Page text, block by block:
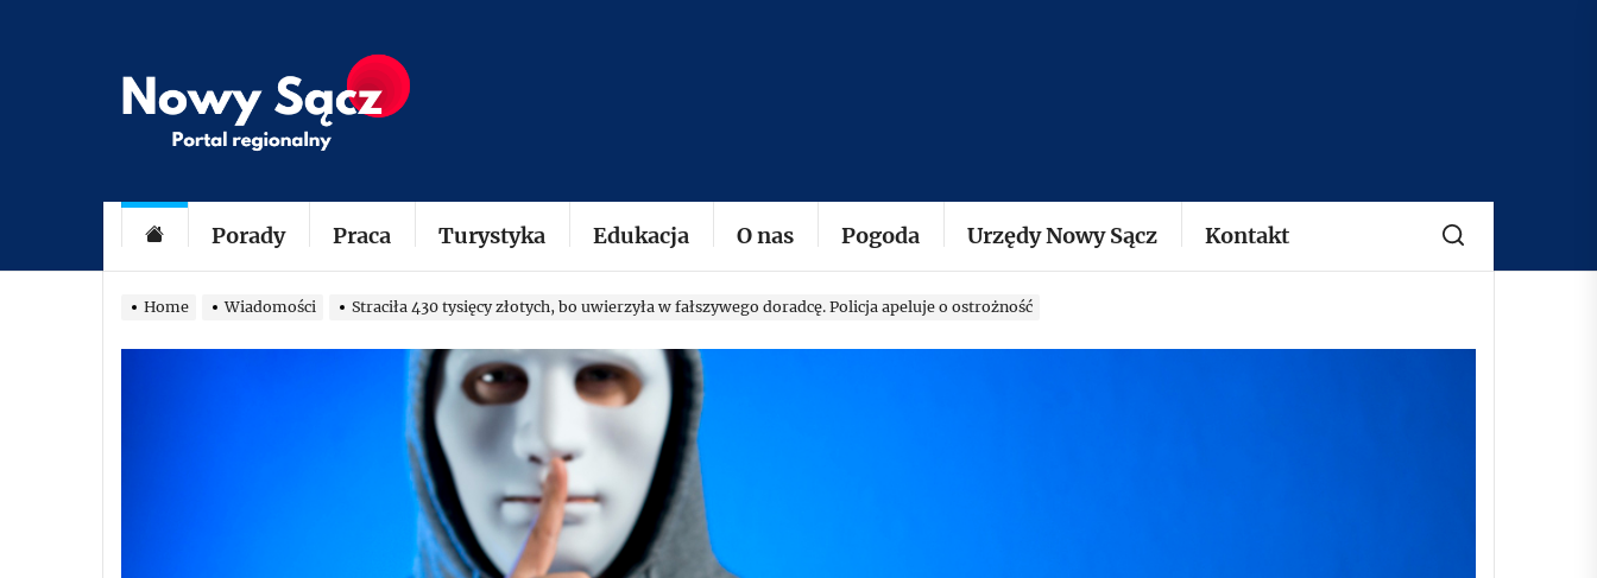
Porady Praca Turystyka Edukacja O nas Pogoda Urzędy Nowy Sącz Kontakt
Home Wiadomości Straciła 430 tysięcy złotych, bo uwierzyła w fałszywego doradcę. Policja apeluje o ostrożność